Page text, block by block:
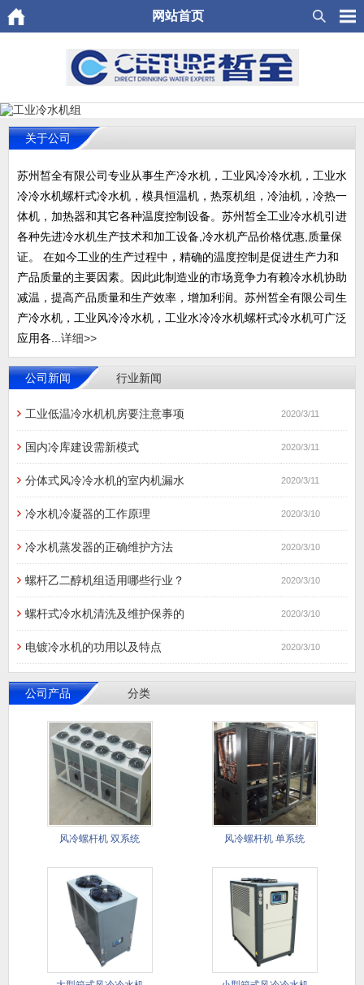
网站首页
关于公司
苏州皙全有限公司专业从事生产冷水机，工业风冷冷水机，工业水
冷冷水机螺杆式冷水机，模具恒温机，热泵机组，冷油机，冷热一
体机，加热器和其它各种温度控制设备。苏州皙全工业冷水机引进
各种先进冷水机生产技术和加工设备,冷水机产品价格优惠,质量保
证。 在如今工业的生产过程中，精确的温度控制是促进生产力和
产品质量的主要因素。因此此制造业的市场竟争力有赖冷水机协助
减温，提高产品质量和生产效率，增加利润。苏州皙全有限公司生
产冷水机，工业风冷冷水机，工业水冷冷水机螺杆式冷水机可广泛
应用各... 详细>>
公司新闻 行业新闻
工业低温冷水机机房要注意事项 2020/3/11
国内冷库建设需新模式 2020/3/11
分体式风冷冷水机的室内机漏水 2020/3/11
冷水机冷凝器的工作原理 2020/3/10
冷水机蒸发器的正确维护方法 2020/3/10
螺杆乙二醇机组适用哪些行业？ 2020/3/10
螺杆式冷水机清洗及维护保养的 2020/3/10
电镀冷水机的功用以及特点 2020/3/10
公司产品 分类
风冷螺杆机 双系统 风冷螺杆机 单系统